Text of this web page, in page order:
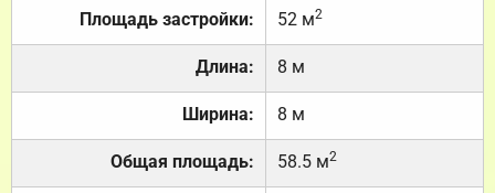
Площадь застройки: 52 м2
Длина: 8 м
Ширина: 8 м
Общая площадь: 58.5 м2